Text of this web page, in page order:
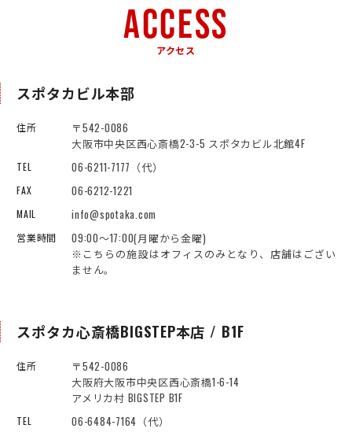
ACCESS
アクセス
スポタカビル本部
住所
〒542-0086
大阪市中央区西心斎橋2-3-5 スポタカビル北館4F
TEL 06-6211-7177（代）
FAX 06-6212-1221
MAIL info@spotaka.com
営業時間
09:00～17:00(月曜から金曜)
※こちらの施設はオフィスのみとなり、店舗はござい
ません。
スポタカ心斎橋BIGSTEP本店 / B1F
住所
〒542-0086
大阪府大阪市中央区西心斎橋1-6-14
アメリカ村 BIGSTEP B1F
TEL 06-6484-7164（代）